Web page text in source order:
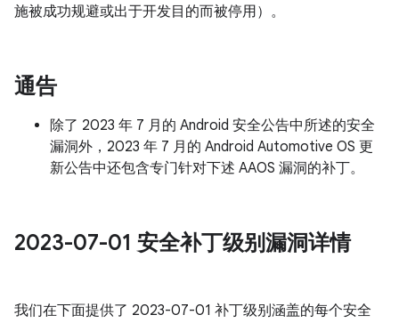
施被成功规避或出于开发目的而被停用）。
通告
除了 2023 年 7 月的 Android 安全公告中所述的安全
漏洞外，2023 年 7 月的 Android Automotive OS 更
新公告中还包含专门针对下述 AAOS 漏洞的补丁。
2023-07-01 安全补丁级别漏洞详情
我们在下面提供了 2023-07-01 补丁级别涵盖的每个安全